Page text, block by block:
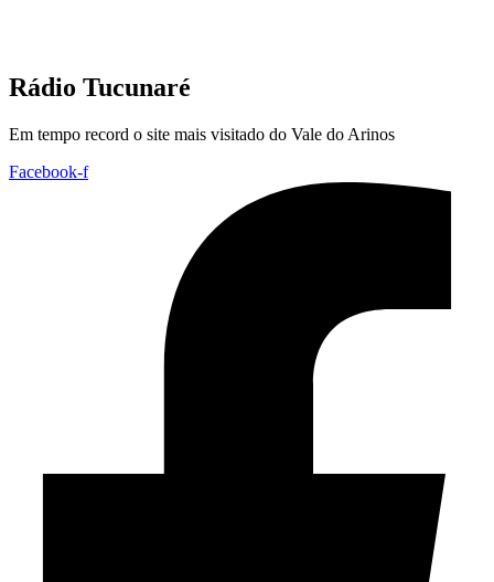
Rádio Tucunaré
Em tempo record o site mais visitado do Vale do Arinos
Facebook-f